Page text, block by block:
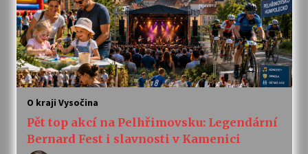
Petr Adamec – Malovaný svět
30. 6. 2026
O kraji Vysočina
Pět top akcí na Pelhřimovsku: Legendární
Bernard Fest i slavnosti v Kamenici